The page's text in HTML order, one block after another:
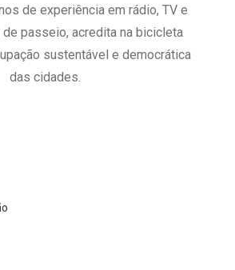
de experiência em rádio, TV e
passeio, acredita na bicicleta
sustentável e democrática
das cidades.